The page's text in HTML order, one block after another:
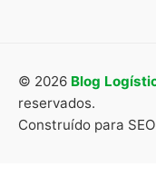
© 2026 Blog
reservados.
Construído para